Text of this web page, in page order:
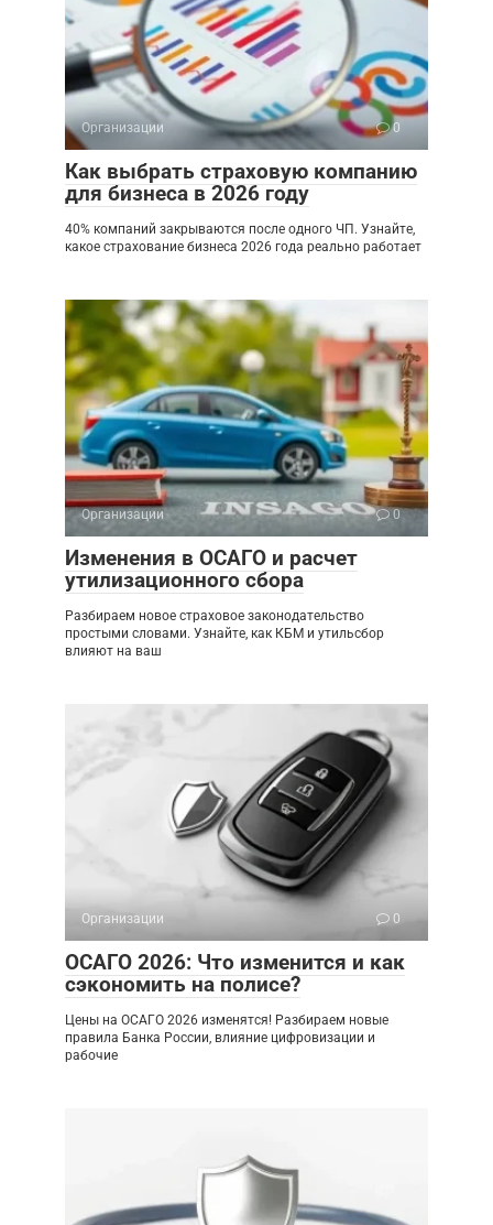
Организации 0
Как выбрать страховую компанию
для бизнеса в 2026 году
40% компаний закрываются после одного ЧП. Узнайте,
какое страхование бизнеса 2026 года реально работает
Организации 0
Изменения в ОСАГО и расчет
утилизационного сбора
Разбираем новое страховое законодательство
простыми словами. Узнайте, как КБМ и утильсбор
влияют на ваш
Организации 0
ОСАГО 2026: Что изменится и как
сэкономить на полисе?
Цены на ОСАГО 2026 изменятся! Разбираем новые
правила Банка России, влияние цифровизации и
рабочие